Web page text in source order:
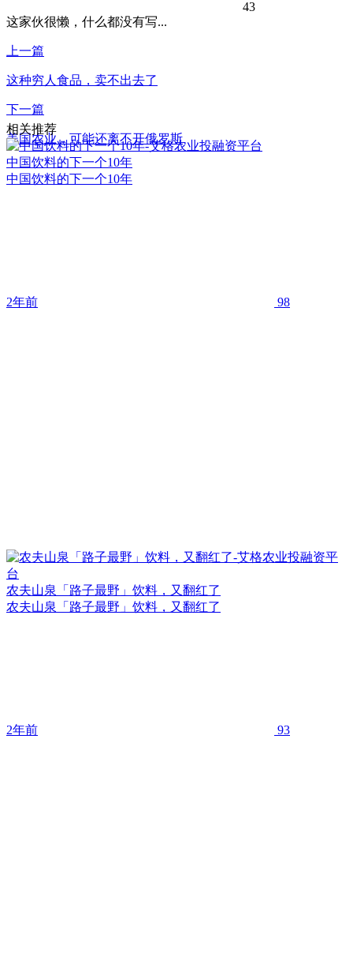
43
这家伙很懒，什么都没有写...
上一篇
这种穷人食品，卖不出去了
下一篇
美国农业，可能还离不开俄罗斯
相关推荐
中国饮料的下一个10年
中国饮料的下一个10年
2年前 98
农夫山泉「路子最野」饮料，又翻红了
农夫山泉「路子最野」饮料，又翻红了
2年前 93